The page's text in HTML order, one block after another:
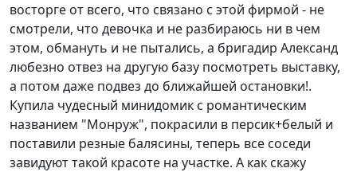
восторге от всего, что связано с этой фирмой - не
смотрели, что девочка и не разбираюсь ни в чем
этом, обмануть и не пытались, а бригадир Александ
любезно отвез на другую базу посмотреть выставку,
а потом даже подвез до ближайшей остановки!.
Купила чудесный минидомик с романтическим
названием "Монруж", покрасили в персик+белый и
поставили резные балясины, теперь все соседи
завидуют такой красоте на участке. А как скажу